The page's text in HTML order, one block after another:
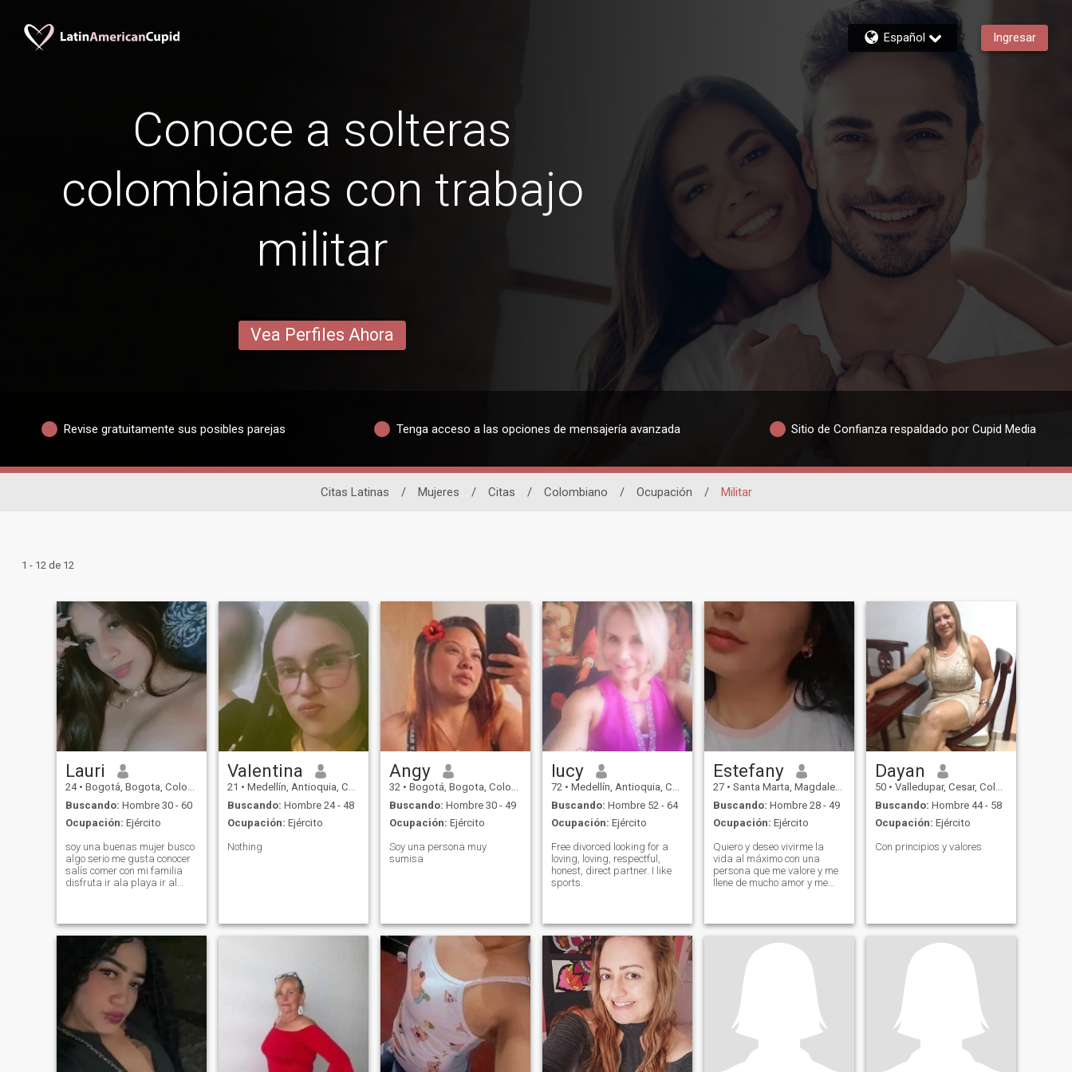
Español Ingresar
Conoce a solteras
colombianas con trabajo
militar
Vea Perfiles Ahora
Revise gratuitamente sus posibles parejas Tenga acceso a las opciones de mensajería avanzada Sitio de Confianza respaldado por Cupid Media
Citas Latinas / Mujeres / Citas / Colombiano / Ocupación / Militar
1 - 12 de 12
Lauri
24 • Bogotá, Bogota, Colombia
Buscando: Hombre 30 - 60
Ocupación: Ejército
soy una buenas mujer busco
algo serio me gusta conocer
salís comer con mi familia
disfruta ir ala playa ir al
Valentina
21 • Medellín, Antioquia, Colombia
Buscando: Hombre 24 - 48
Ocupación: Ejército
Nothing
Angy
32 • Bogotá, Bogota, Colombia
Buscando: Hombre 30 - 49
Ocupación: Ejército
Soy una persona muy
sumisa
lucy
72 • Medellín, Antioquia, Colombia
Buscando: Hombre 52 - 64
Ocupación: Ejército
Free divorced looking for a
loving, loving, respectful,
honest, direct partner. I like
sports.
Estefany
27 • Santa Marta, Magdalena, Colombia
Buscando: Hombre 28 - 49
Ocupación: Ejército
Quiero y deseo vivirme la
vida al máximo con una
persona que me valore y me
llene de mucho amor y me
Dayan
50 • Valledupar, Cesar, Colombia
Buscando: Hombre 44 - 58
Ocupación: Ejército
Con principios y valores